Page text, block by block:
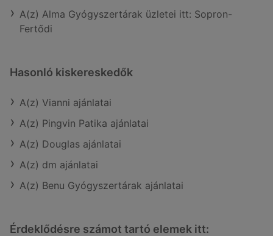
A(z) Alma Gyógyszertárak üzletei itt: Sopron-
Fertődi
Hasonló kiskereskedők
A(z) Vianni ajánlatai
A(z) Pingvin Patika ajánlatai
A(z) Douglas ajánlatai
A(z) dm ajánlatai
A(z) Benu Gyógyszertárak ajánlatai
Érdeklődésre számot tartó elemek itt: